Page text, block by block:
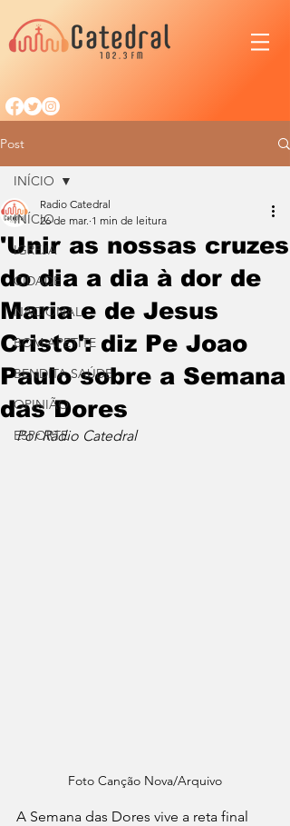
Post
INÍCIO
IGREJA
CIDADE
NACIONAL
BOM APETITE
BENDITA SAÚDE
OPINIÃO
ESPORTE
INÍCIO
'Unir as nossas cruzes
do dia a dia à dor de
Maria e de Jesus
Cristo': diz Pe Joao
Paulo sobre a Semana
das Dores
Radio Catedral
26 de mar. 1 min de leitura
Por Rádio Catedral
Foto Canção Nova/Arquivo
A Semana das Dores vive a reta final